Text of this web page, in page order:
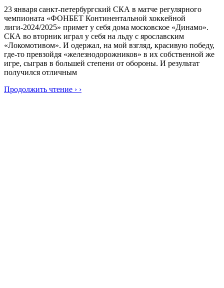
23 января санкт-петербургский СКА в матче регулярного
чемпионата «ФОНБЕТ Континентальной хоккейной
лиги-2024/2025» примет у себя дома московское «Динамо».
СКА во вторник играл у себя на льду с ярославским
«Локомотивом». И одержал, на мой взгляд, красивую победу,
где-то превзойдя «железнодорожников» в их собственной же
игре, сыграв в большей степени от обороны. И результат
получился отличным
Продолжить чтение › ›